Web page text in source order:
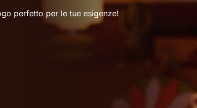
perfetto per le tue esigenze!